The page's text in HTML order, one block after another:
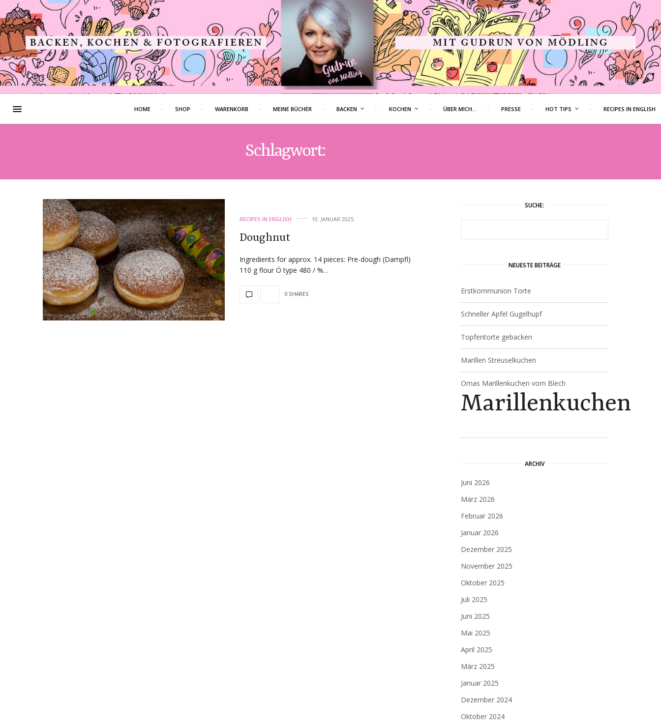
HOME SHOP WARENKORB MEINE BÜCHER BACKEN KOCHEN ÜBER MICH… PRESSE HOT TIPS RECIPES IN ENGLISH
Schlagwort:
RECIPES IN ENGLISH 10. JANUAR 2025
Doughnut
Ingredients for approx. 14 pieces: Pre-dough (Dampfl)
110 g flour Ö type 480 / %…
0 SHARES
SUCHE:
NEUESTE BEITRÄGE
Erstkommunion Torte
Schneller Apfel Gugelhupf
Topfentorte gebacken
Marillen Streuselkuchen
Omas Marillenkuchen vom Blech
Marillenkuchen
ARCHIV
Juni 2026
März 2026
Februar 2026
Januar 2026
Dezember 2025
November 2025
Oktober 2025
Juli 2025
Juni 2025
Mai 2025
April 2025
März 2025
Januar 2025
Dezember 2024
Oktober 2024